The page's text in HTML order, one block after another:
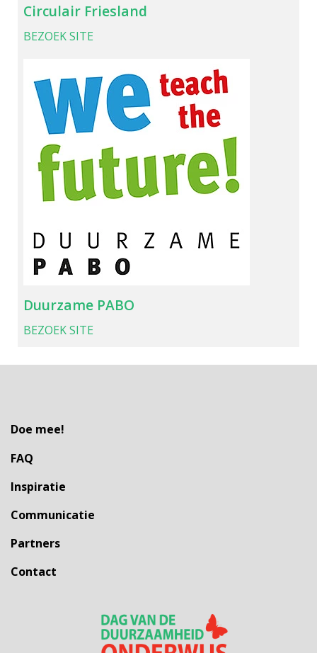
Circulair Friesland
BEZOEK SITE
Duurzame PABO
BEZOEK SITE
Doe mee!
FAQ
Inspiratie
Communicatie
Partners
Contact